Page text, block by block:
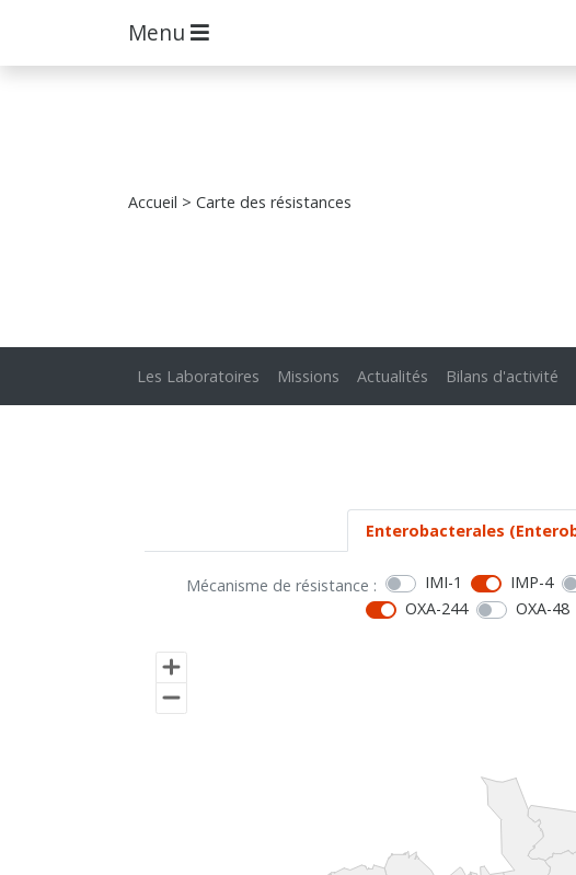
Menu
Accueil > Carte des résistances
Les Laboratoires Missions Actualités Bilans d'activité
Enterobacterales
Mécanisme de résistance : IMI-1 IMP-4
OXA-244
OXA-48